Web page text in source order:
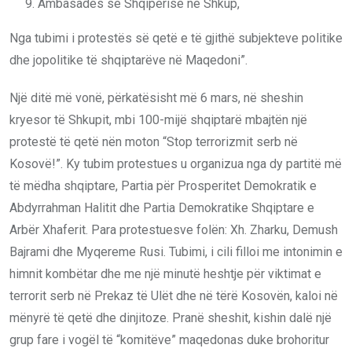
Ambasadës së Shqipërisë në Shkup,
Nga tubimi i protestës së qetë e të gjithë subjekteve politike
dhe jopolitike të shqiptarëve në Maqedoni”.
Një ditë më vonë, përkatësisht më 6 mars, në sheshin
kryesor të Shkupit, mbi 100-mijë shqiptarë mbajtën një
protestë të qetë nën moton “Stop terrorizmit serb në
Kosovë!”. Ky tubim protestues u organizua nga dy partitë më
të mëdha shqiptare, Partia për Prosperitet Demokratik e
Abdyrrahman Halitit dhe Partia Demokratike Shqiptare e
Arbër Xhaferit. Para protestuesve folën: Xh. Zharku, Demush
Bajrami dhe Myqereme Rusi. Tubimi, i cili filloi me intonimin e
himnit kombëtar dhe me një minutë heshtje për viktimat e
terrorit serb në Prekaz të Ulët dhe në tërë Kosovën, kaloi në
mënyrë të qetë dhe dinjitoze. Pranë sheshit, kishin dalë një
grup fare i vogël të “komitëve” maqedonas duke brohoritur